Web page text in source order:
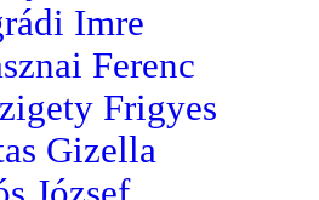
Imre
Ferenc
Frigyes
Gizella